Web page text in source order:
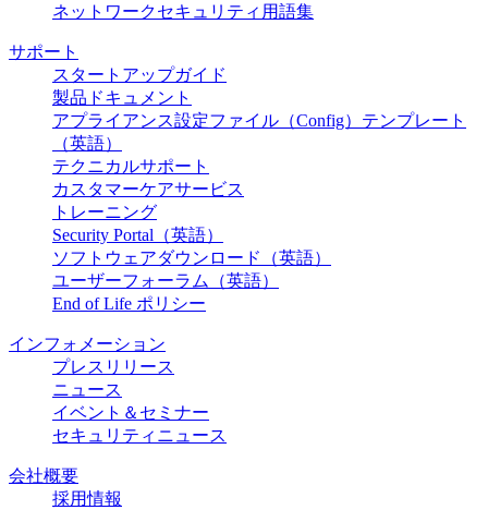
ネットワークセキュリティ用語集
サポート
スタートアップガイド
製品ドキュメント
アプライアンス設定ファイル（Config）テンプレート
（英語）
テクニカルサポート
カスタマーケアサービス
トレーニング
Security Portal（英語）
ソフトウェアダウンロード（英語）
ユーザーフォーラム（英語）
End of Life ポリシー
インフォメーション
プレスリリース
ニュース
イベント＆セミナー
セキュリティニュース
会社概要
採用情報